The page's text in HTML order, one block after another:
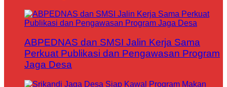
ABPEDNAS dan SMSI Jalin Kerja Sama
Perkuat Publikasi dan Pengawasan Program
Jaga Desa